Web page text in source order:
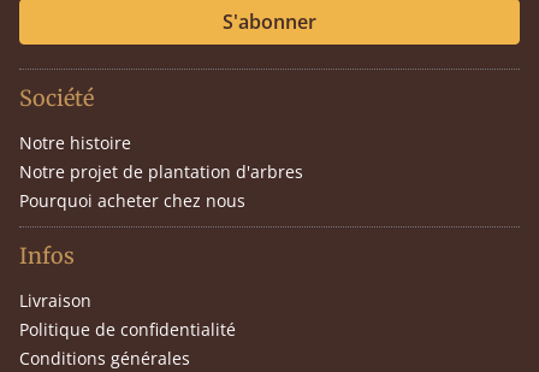
S'abonner
Société
Notre histoire
Notre projet de plantation d'arbres
Pourquoi acheter chez nous
Infos
Livraison
Politique de confidentialité
Conditions générales